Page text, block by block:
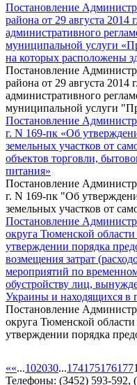
Постановление
района от 29 августа
административного
муниципальной услуги
на которых расположены
Постановление
района от 29 августа
административного
муниципальной услуги
Постановление
г. N 169-пк «Об
земельных участков от
объектов торговли,
питания»
Постановление
г. N 169-пк "Об
земельных участков от
Постановление
округа Тюменской
утверждении порядка
возмещения затрат
мероприятий по
обустройству лиц,
Украины и находящихся в
Постановление
округа Тюменской
утверждении порядка
««...102030...174175176177
Телефоны: (3452) 593-592,